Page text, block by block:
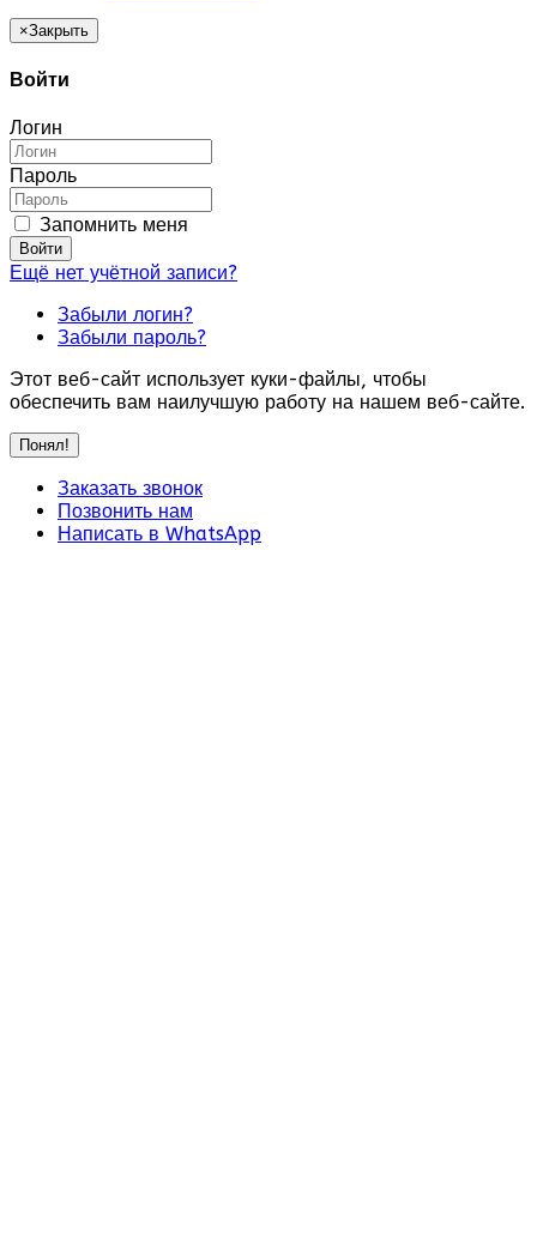
×Закрыть
Войти
Логин
Пароль
Запомнить меня
Войти
Ещё нет учётной записи?
Забыли логин?
Забыли пароль?
Этот веб-сайт использует куки-файлы, чтобы
обеспечить вам наилучшую работу на нашем веб-сайте.
Понял!
Заказать звонок
Позвонить нам
Написать в WhatsApp